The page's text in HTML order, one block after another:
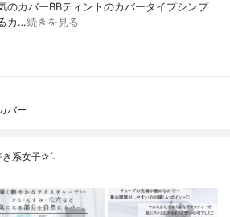
のカバーBBティントのカバータイプシンプ
カ…続きを見る
バー
系女子✰ˊ˗